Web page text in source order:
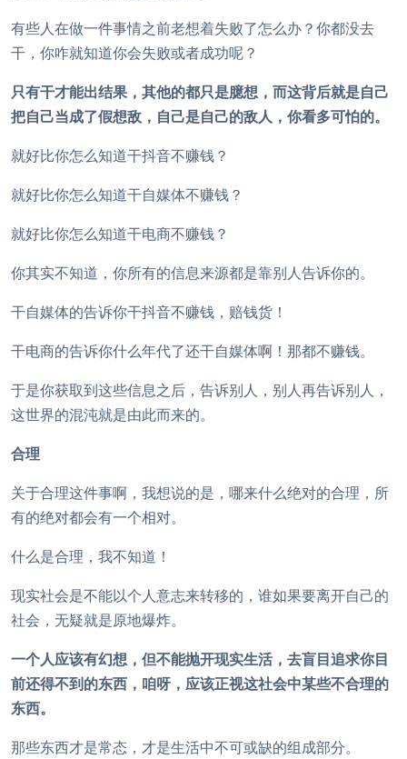
有些人在做一件事情之前老想着失败了怎么办？你都没去
干，你咋就知道你会失败或者成功呢？
只有干才能出结果，其他的都只是臆想，而这背后就是自己
把自己当成了假想敌，自己是自己的敌人，你看多可怕的。
就好比你怎么知道干抖音不赚钱？
就好比你怎么知道干自媒体不赚钱？
就好比你怎么知道干电商不赚钱？
你其实不知道，你所有的信息来源都是靠别人告诉你的。
干自媒体的告诉你干抖音不赚钱，赔钱货！
干电商的告诉你什么年代了还干自媒体啊！那都不赚钱。
于是你获取到这些信息之后，告诉别人，别人再告诉别人，
这世界的混沌就是由此而来的。
合理
关于合理这件事啊，我想说的是，哪来什么绝对的合理，所
有的绝对都会有一个相对。
什么是合理，我不知道！
现实社会是不能以个人意志来转移的，谁如果要离开自己的
社会，无疑就是原地爆炸。
一个人应该有幻想，但不能抛开现实生活，去盲目追求你目
前还得不到的东西，咱呀，应该正视这社会中某些不合理的
东西。
那些东西才是常态，才是生活中不可或缺的组成部分。